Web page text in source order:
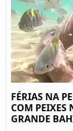
FÉRIAS NA
COM PEIXES
GRANDE